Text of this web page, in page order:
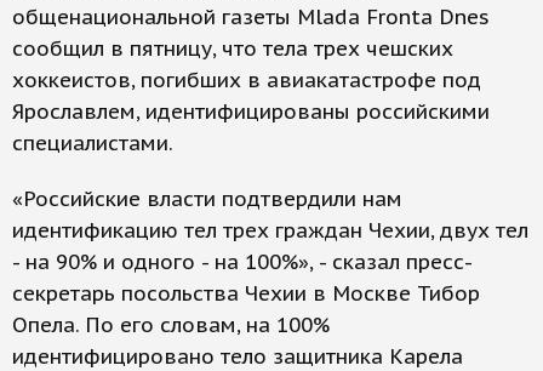
общенациональной газеты Mlada Fronta Dnes
сообщил в пятницу, что тела трех чешских
хоккеистов, погибших в авиакатастрофе под
Ярославлем, идентифицированы российскими
специалистами.
«Российские власти подтвердили нам
идентификацию тел трех граждан Чехии, двух тел
- на 90% и одного - на 100%», - сказал пресс-
секретарь посольства Чехии в Москве Тибор
Опела. По его словам, на 100%
идентифицировано тело защитника Карела